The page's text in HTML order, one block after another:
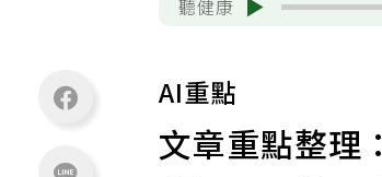
聽健康
AI重點
文章重點整理：